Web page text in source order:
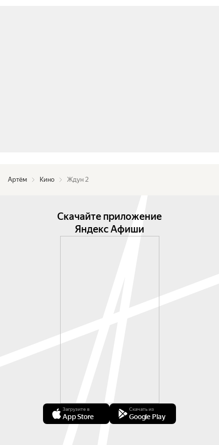
Артём Кино Ждун 2
Скачайте приложение
Яндекс Афиши
Загрузите в
App Store
Скачать из
Google Play